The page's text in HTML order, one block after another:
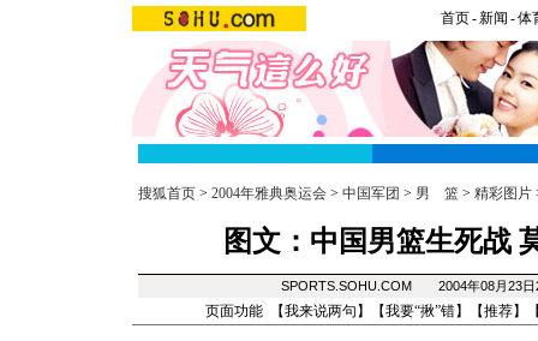
首页-新闻 -体
搜狐首页 > 2004年雅典奥运会 > 中国军团 > 男 篮 > 精彩图片
图文：中国男篮生死战
SPORTS.SOHU.COM 2004年08月23
页面功能 【我来说两句 】【我要“揪”错】【推荐】